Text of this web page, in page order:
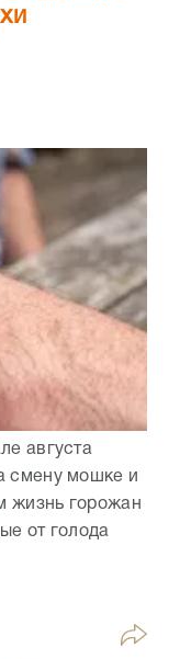
августа
смену мошке и
жизнь горожан
от голода